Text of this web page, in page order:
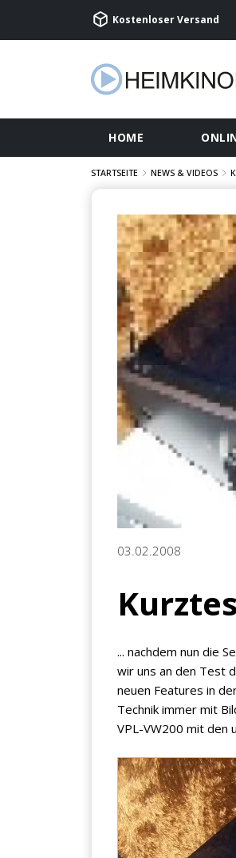
Kostenloser Versand
HOME
STARTSEITE NEWS & VIDEOS
03.02.2008
... nachdem nun die
wir uns an den Test
neuen Features in
Technik immer mit
VPL-VW200 mit den